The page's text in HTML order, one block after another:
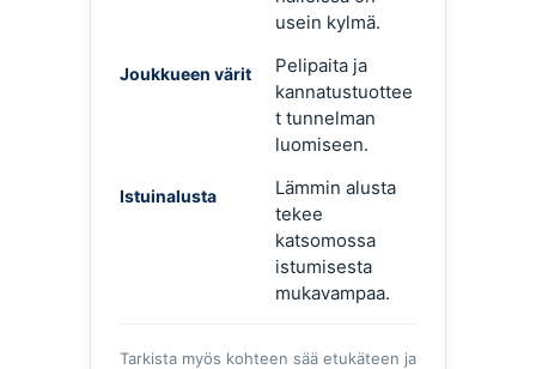
usein kylmä.
Joukkueen värit
Pelipaita ja
kannatustuottee
t tunnelman
luomiseen.
Istuinalusta
Lämmin alusta
tekee
katsomossa
istumisesta
mukavampaa.
Tarkista myös kohteen sää etukäteen ja